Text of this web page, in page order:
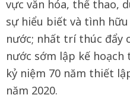
vực văn hóa, thể thao,
sự hiểu biết và tình
nước; nhất trí thúc đẩy
nước sớm lập kế
kỷ niệm 70 năm thiết
năm 2020.